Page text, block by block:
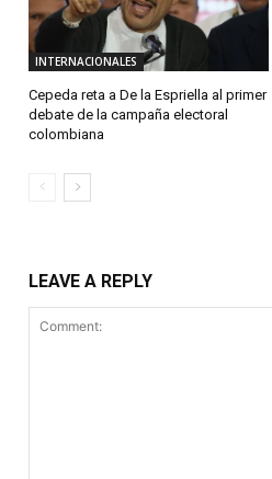
INTERNACIONALES
Cepeda reta a De la Espriella al primer
debate de la campaña electoral
colombiana
LEAVE A REPLY